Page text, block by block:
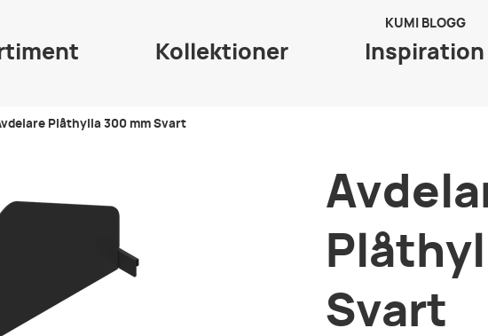
Kollektioner Inspiration
KUMI BLOGG
Plåthylla 300 mm Svart
Svart